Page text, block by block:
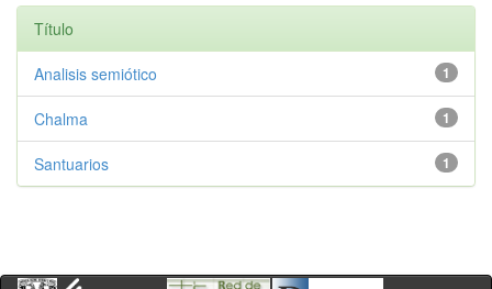
Título
1
Analisis semiótico
1
Chalma
1
Santuarios